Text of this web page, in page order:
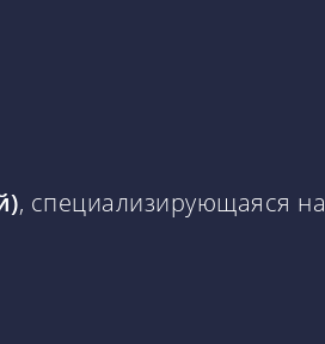
, специализирующаяся на